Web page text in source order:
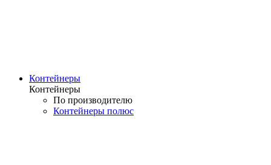
Контейнеры
Контейнеры
По производителю
Контейнеры полюс